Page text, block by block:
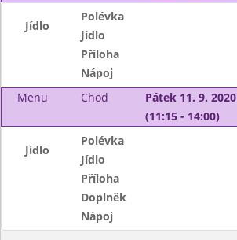
Jídlo
Polévka
Jídlo
Příloha
Nápoj
Menu
Chod
Pátek 11. 9. 2020
(11:15 - 14:00)
Jídlo
Polévka
Jídlo
Příloha
Doplněk
Nápoj